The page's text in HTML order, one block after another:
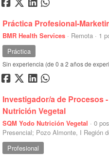
Práctica Profesional-
BMR Health Services · Remota · 1
Práctica
Sin experiencia (de 0 a 2 años de
Investigador/a de Procesos
Nutrición Vegetal
SQM Yodo Nutrición Vegetal ·
Presencial; Pozo Almonte, I Región
0
Profesional